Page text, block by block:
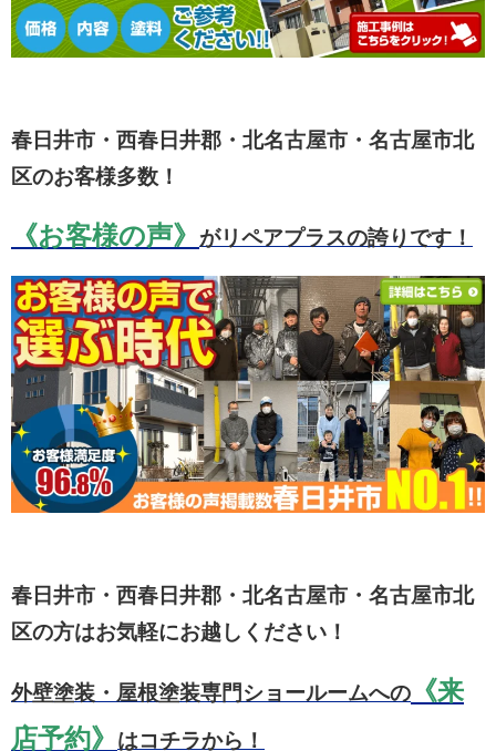
春日井市・西春日井郡・北名古屋市・名古屋市北
区のお客様多数！
《お客様の声》 がリペアプラスの誇りです！
春日井市・西春日井郡・北名古屋市・名古屋市北
区の方はお気軽にお越しください！
外壁塗装・屋根塗装専門ショールームへの
《来
店予約》
はコチラから！